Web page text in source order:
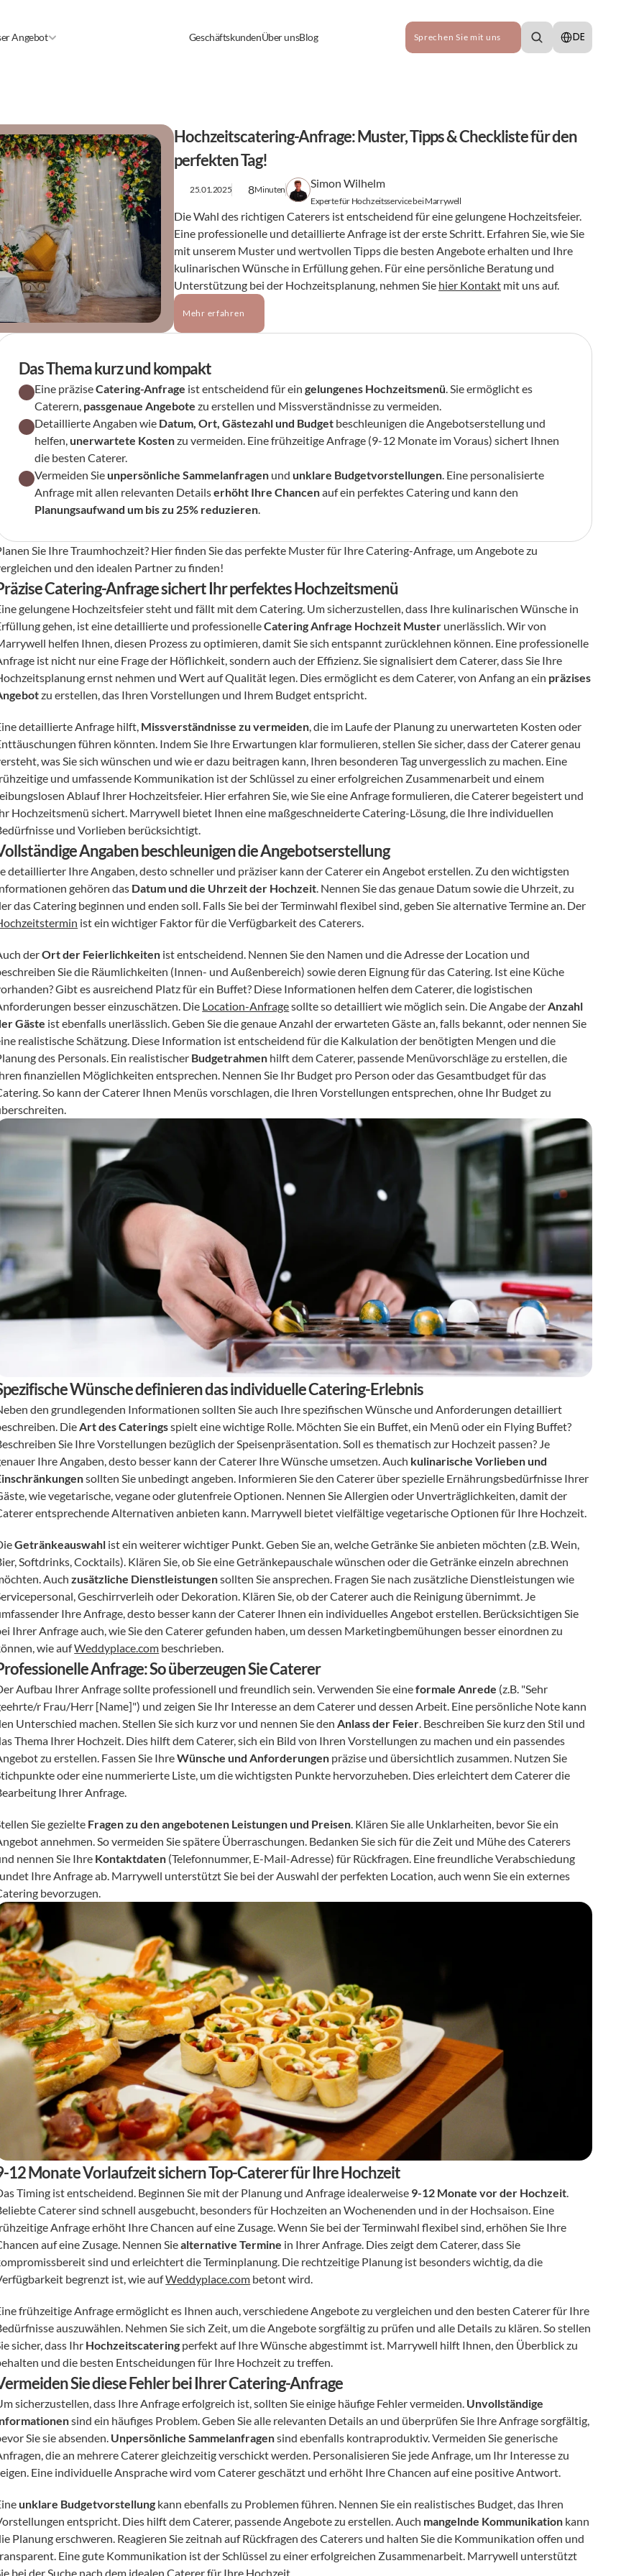
Angebot GeschäftskundenÜber unsBlog Sprechen Sie mit uns
Select Language
DE
Hochzeitscatering-Anfrage: Muster, Tipps & Checkliste für den
perfekten Tag!
25.01.2025 8Minuten Simon Wilhelm
Experte für Hochzeitsservice bei Marrywell
Die Wahl des richtigen Caterers ist entscheidend für eine gelungene Hochzeitsfeier.
Eine professionelle und detaillierte Anfrage ist der erste Schritt. Erfahren Sie, wie Sie
mit unserem Muster und wertvollen Tipps die besten Angebote erhalten und Ihre
kulinarischen Wünsche in Erfüllung gehen. Für eine persönliche Beratung und
Unterstützung bei der Hochzeitsplanung, nehmen Sie hier Kontakt mit uns auf.
Mehr erfahren
Das Thema kurz und kompakt
Eine präzise Catering-Anfrage ist entscheidend für ein gelungenes Hochzeitsmenü. Sie ermöglicht es
Caterern, passgenaue Angebote zu erstellen und Missverständnisse zu vermeiden.
Detaillierte Angaben wie Datum, Ort, Gästezahl und Budget beschleunigen die Angebotserstellung und
helfen, unerwartete Kosten zu vermeiden. Eine frühzeitige Anfrage (9-12 Monate im Voraus) sichert Ihnen
die besten Caterer.
Vermeiden Sie unpersönliche Sammelanfragen und unklare Budgetvorstellungen. Eine personalisierte
Anfrage mit allen relevanten Details erhöht Ihre Chancen
Planungsaufwand um bis zu 25% reduzieren.
Sie Ihre Traumhochzeit? Hier finden Sie das perfekte Muster für Ihre Catering-Anfrage, um Angebote zu
und den idealen Partner zu finden!
Catering-Anfrage sichert Ihr perfektes Hochzeitsmenü
gelungene Hochzeitsfeier steht und fällt mit dem Catering. Um sicherzustellen, dass Ihre kulinarischen Wünsche in
gehen, ist eine detaillierte und professionelle Catering Anfrage Hochzeit Muster unerlässlich. Wir von
helfen Ihnen, diesen Prozess zu optimieren, damit Sie sich entspannt zurücklehnen können. Eine professionelle
ist nicht nur eine Frage der Höflichkeit, sondern auch der Effizienz. Sie signalisiert dem Caterer, dass Sie Ihre
ernst nehmen und Wert auf Qualität legen. Dies ermöglicht es dem Caterer, von Anfang an ein präzises
zu erstellen, das Ihren Vorstellungen und Ihrem Budget entspricht.
detaillierte Anfrage hilft, Missverständnisse zu vermeiden, die im Laufe der Planung zu unerwarteten Kosten oder
führen könnten. Indem Sie Ihre Erwartungen klar formulieren, stellen Sie sicher, dass der Caterer genau
was Sie sich wünschen und wie er dazu beitragen kann, Ihren besonderen Tag unvergesslich zu machen. Eine
und umfassende Kommunikation ist der Schlüssel zu einer erfolgreichen Zusammenarbeit und einem
Ablauf Ihrer Hochzeitsfeier. Hier erfahren Sie, wie Sie eine Anfrage formulieren, die Caterer begeistert und
Hochzeitsmenü sichert. Marrywell bietet Ihnen eine maßgeschneiderte Catering-Lösung, die Ihre individuellen
und Vorlieben berücksichtigt.
Angaben beschleunigen die Angebotserstellung
detaillierter Ihre Angaben, desto schneller und präziser kann der Caterer ein Angebot erstellen. Zu den wichtigsten
gehören das Datum und die Uhrzeit der Hochzeit. Nennen Sie das genaue Datum sowie die Uhrzeit, zu
ist ein wichtiger Faktor für die Verfügbarkeit des Caterers.
der Ort der Feierlichkeiten ist entscheidend. Nennen Sie den Namen und die Adresse der Location und
Sie die Räumlichkeiten (Innen- und Außenbereich) sowie deren Eignung für das Catering. Ist eine Küche
Gibt es ausreichend Platz für ein Buffet? Diese Informationen helfen dem Caterer, die logistischen
besser einzuschätzen. Die Location-Anfrage sollte so detailliert wie möglich sein. Die Angabe der Anzahl
Gäste ist ebenfalls unerlässlich. Geben Sie die genaue Anzahl der erwarteten Gäste an, falls bekannt, oder nennen Sie
realistische Schätzung. Diese Information ist entscheidend für die Kalkulation der benötigten Mengen und die
des Personals. Ein realistischer Budgetrahmen hilft dem Caterer, passende Menüvorschläge zu erstellen, die
finanziellen Möglichkeiten entsprechen. Nennen Sie Ihr Budget pro Person oder das Gesamtbudget für das
So kann der Caterer Ihnen Menüs vorschlagen, die Ihren Vorstellungen entsprechen, ohne Ihr Budget zu
Wünsche definieren das individuelle Catering-Erlebnis
den grundlegenden Informationen sollten Sie auch Ihre spezifischen Wünsche und Anforderungen detailliert
Die Art des Caterings spielt eine wichtige Rolle. Möchten Sie ein Buffet, ein Menü oder ein Flying Buffet?
Sie Ihre Vorstellungen bezüglich der Speisenpräsentation. Soll es thematisch zur Hochzeit passen? Je
Ihre Angaben, desto besser kann der Caterer Ihre Wünsche umsetzen. Auch kulinarische Vorlieben und
sollten Sie unbedingt angeben. Informieren Sie den Caterer über spezielle Ernährungsbedürfnisse Ihrer
wie vegetarische, vegane oder glutenfreie Optionen. Nennen Sie Allergien oder Unverträglichkeiten, damit der
entsprechende Alternativen anbieten kann. Marrywell bietet vielfältige vegetarische Optionen für Ihre Hochzeit.
Getränkeauswahl ist ein weiterer wichtiger Punkt. Geben Sie an, welche Getränke Sie anbieten möchten (z.B. Wein,
Softdrinks, Cocktails). Klären Sie, ob Sie eine Getränkepauschale wünschen oder die Getränke einzeln abrechnen
Auch zusätzliche Dienstleistungen sollten Sie ansprechen. Fragen Sie nach zusätzliche Dienstleistungen wie
Geschirrverleih oder Dekoration. Klären Sie, ob der Caterer auch die Reinigung übernimmt. Je
Ihre Anfrage, desto besser kann der Caterer Ihnen ein individuelles Angebot erstellen. Berücksichtigen Sie
Ihrer Anfrage auch, wie Sie den Caterer gefunden haben, um dessen Marketingbemühungen besser einordnen zu
wie auf Weddyplace.com beschrieben.
Anfrage: So überzeugen Sie Caterer
Aufbau Ihrer Anfrage sollte professionell und freundlich sein. Verwenden Sie eine formale Anrede (z.B. "Sehr
r Frau/Herr [Name]") und zeigen Sie Ihr Interesse an dem Caterer und dessen Arbeit. Eine persönliche Note kann
Unterschied machen. Stellen Sie sich kurz vor und nennen Sie den Anlass der Feier. Beschreiben Sie kurz den Stil und
Thema Ihrer Hochzeit. Dies hilft dem Caterer, sich ein Bild von Ihren Vorstellungen zu machen und ein passendes
zu erstellen. Fassen Sie Ihre Wünsche und Anforderungen präzise und übersichtlich zusammen. Nutzen Sie
oder eine nummerierte Liste, um die wichtigsten Punkte hervorzuheben. Dies erleichtert dem Caterer die
Ihrer Anfrage.
Sie gezielte Fragen zu den angebotenen Leistungen und Preisen. Klären Sie alle Unklarheiten, bevor Sie ein
annehmen. So vermeiden Sie spätere Überraschungen. Bedanken Sie sich für die Zeit und Mühe des Caterers
nennen Sie Ihre Kontaktdaten (Telefonnummer, E-Mail-Adresse) für Rückfragen. Eine freundliche Verabschiedung
Ihre Anfrage ab. Marrywell unterstützt Sie bei der Auswahl der perfekten Location, auch wenn Sie ein externes
bevorzugen.
12 Monate Vorlaufzeit sichern Top-Caterer für Ihre Hochzeit
Timing ist entscheidend. Beginnen Sie mit der Planung und Anfrage idealerweise 9-12 Monate vor der Hochzeit.
Caterer sind schnell ausgebucht, besonders für Hochzeiten an Wochenenden und in der Hochsaison. Eine
Anfrage erhöht Ihre Chancen auf eine Zusage. Wenn Sie bei der Terminwahl flexibel sind, erhöhen Sie Ihre
auf eine Zusage. Nennen Sie alternative Termine in Ihrer Anfrage. Dies zeigt dem Caterer, dass Sie
sind und erleichtert die Terminplanung. Die rechtzeitige Planung ist besonders wichtig, da die
begrenzt ist, wie auf Weddyplace.com betont wird.
frühzeitige Anfrage ermöglicht es Ihnen auch, verschiedene Angebote zu vergleichen und den besten Caterer für Ihre
auszuwählen. Nehmen Sie sich Zeit, um die Angebote sorgfältig zu prüfen und alle Details zu klären. So stellen
sicher, dass Ihr Hochzeitscatering perfekt auf Ihre Wünsche abgestimmt ist. Marrywell hilft Ihnen, den Überblick zu
und die besten Entscheidungen für Ihre Hochzeit zu treffen.
Sie diese Fehler bei Ihrer Catering-Anfrage
sicherzustellen, dass Ihre Anfrage erfolgreich ist, sollten Sie einige häufige Fehler vermeiden. Unvollständige
sind ein häufiges Problem. Geben Sie alle relevanten Details an und überprüfen Sie Ihre Anfrage sorgfältig,
Sie sie absenden. Unpersönliche Sammelanfragen sind ebenfalls kontraproduktiv. Vermeiden Sie generische
die an mehrere Caterer gleichzeitig verschickt werden. Personalisieren Sie jede Anfrage, um Ihr Interesse zu
Eine individuelle Ansprache wird vom Caterer geschätzt und erhöht Ihre Chancen auf eine positive Antwort.
unklare Budgetvorstellung kann ebenfalls zu Problemen führen. Nennen Sie ein realistisches Budget, das Ihren
entspricht. Dies hilft dem Caterer, passende Angebote zu erstellen. Auch mangelnde Kommunikation kann
Planung erschweren. Reagieren Sie zeitnah auf Rückfragen des Caterers und halten Sie die Kommunikation offen und
Eine gute Kommunikation ist der Schlüssel zu einer erfolgreichen Zusammenarbeit. Marrywell unterstützt
bei der Suche nach dem idealen Caterer für Ihre Hochzeit.